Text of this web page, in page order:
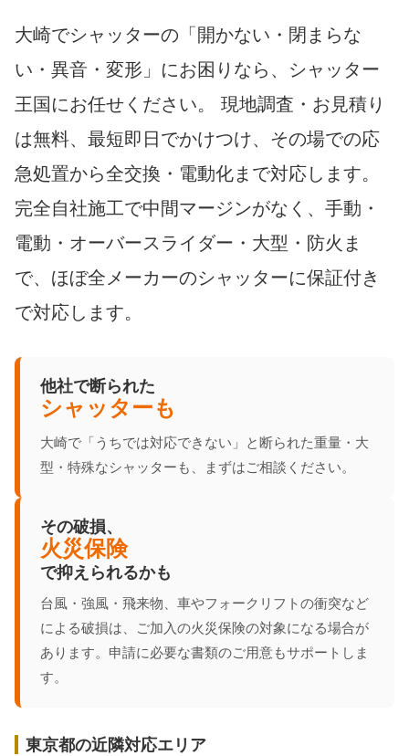
大崎でシャッターの「開かない・閉まらな
い・異音・変形」にお困りなら、シャッター
王国にお任せください。 現地調査・お見積り
は無料、最短即日でかけつけ、その場での応
急処置から全交換・電動化まで対応します。
完全自社施工で中間マージンがなく、手動・
電動・オーバースライダー・大型・防火ま
で、ほぼ全メーカーのシャッターに保証付き
で対応します。
他社で断られた
シャッターも
大崎で「うちでは対応できない」と断られた重量・大
型・特殊なシャッターも、まずはご相談ください。
その破損、
火災保険
で抑えられるかも
台風・強風・飛来物、車やフォークリフトの衝突など
による破損は、ご加入の火災保険の対象になる場合が
あります。申請に必要な書類のご用意もサポートしま
す。
東京都の近隣対応エリア